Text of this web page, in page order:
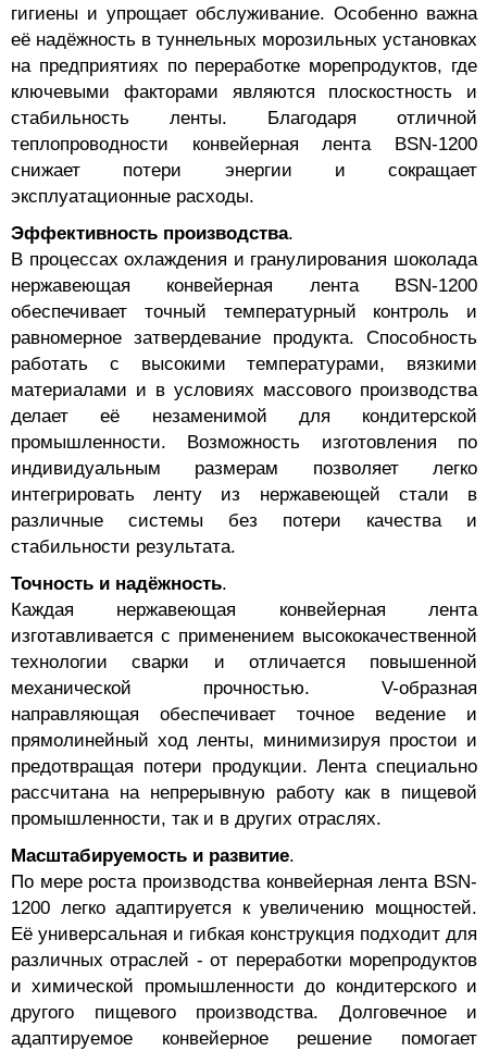
гигиены и упрощает обслуживание. Особенно важна
её надёжность в туннельных морозильных установках
на предприятиях по переработке морепродуктов, где
ключевыми факторами являются плоскостность и
стабильность ленты. Благодаря отличной
теплопроводности конвейерная лента BSN-1200
снижает потери энергии и сокращает
эксплуатационные расходы.
Эффективность производства.
В процессах охлаждения и гранулирования шоколада
нержавеющая конвейерная лента BSN-1200
обеспечивает точный температурный контроль и
равномерное затвердевание продукта. Способность
работать с высокими температурами, вязкими
материалами и в условиях массового производства
делает её незаменимой для кондитерской
промышленности. Возможность изготовления по
индивидуальным размерам позволяет легко
интегрировать ленту из нержавеющей стали в
различные системы без потери качества и
стабильности результата.
Точность и надёжность.
Каждая нержавеющая конвейерная лента
изготавливается с применением высококачественной
технологии сварки и отличается повышенной
механической прочностью. V-образная
направляющая обеспечивает точное ведение и
прямолинейный ход ленты, минимизируя простои и
предотвращая потери продукции. Лента специально
рассчитана на непрерывную работу как в пищевой
промышленности, так и в других отраслях.
Масштабируемость и развитие.
По мере роста производства конвейерная лента BSN-
1200 легко адаптируется к увеличению мощностей.
Её универсальная и гибкая конструкция подходит для
различных отраслей - от переработки морепродуктов
и химической промышленности до кондитерского и
другого пищевого производства. Долговечное и
адаптируемое конвейерное решение помогает